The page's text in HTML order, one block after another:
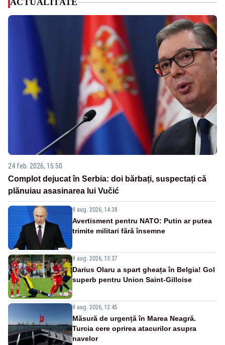
ACTUALITATE
24 feb. 2026, 15:50
Complot dejucat în Serbia: doi bărbați, suspectați că
plănuiau asasinarea lui Vučić
9 aug. 2026, 14:38
Avertisment pentru NATO: Putin ar putea
trimite militari fără însemne
9 aug. 2026, 13:37
Darius Olaru a spart gheața în Belgia! Gol
superb pentru Union Saint-Gilloise
9 aug. 2026, 12:45
Măsură de urgență în Marea Neagră.
Turcia cere oprirea atacurilor asupra
navelor